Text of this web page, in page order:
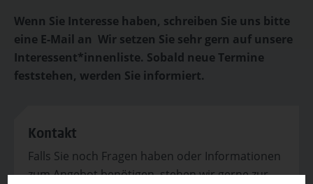
Wenn Sie Interesse haben, schreiben Sie uns bitte
eine E-Mail an Wir setzen Sie sehr gern auf unsere
Interessent*innenliste. Sobald neue Termine
feststehen, werden Sie informiert.
Kontakt
Falls Sie noch Fragen haben oder Informationen
zum Angebot benötigen, stehen wir gerne zur